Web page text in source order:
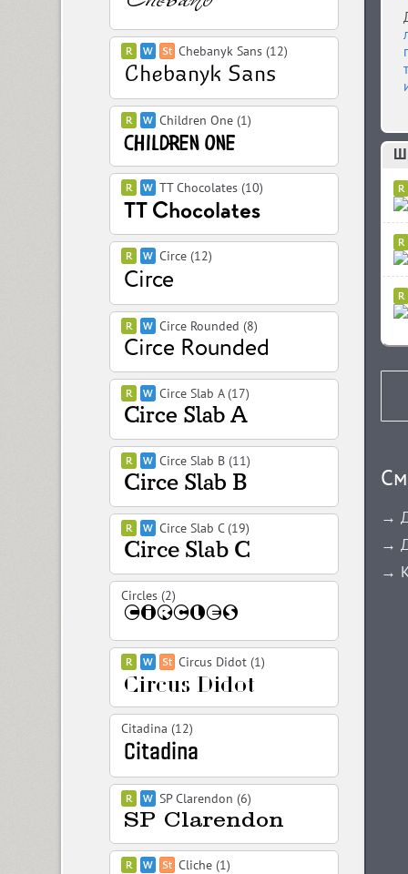
Chebanyk Sans (12)
Children One (1)
TT Chocolates (10)
Circe (12)
Circe Rounded (8)
Circe Slab A (17)
Circe Slab B (11)
Circe Slab C (19)
Circles (2)
Circus Didot (1)
Citadina (12)
SP Clarendon (6)
Cliche (1)
→
→
→